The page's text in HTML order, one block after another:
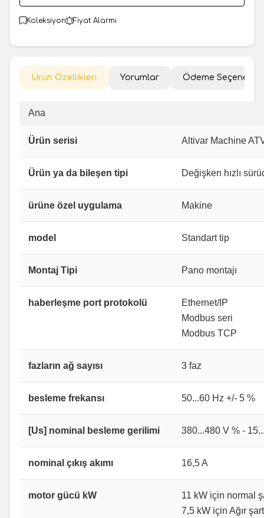
Koleksiyon Fiyat Alarmı
Ürün Özellikleri Yorumlar Ödeme
Ana
Ürün serisi Altivar Machine
Ürün ya da bileşen tipi Değişken hızlı
ürüne özel uygulama Makine
model Standart tip
Montaj Tipi Pano montajı
haberleşme port protokolü
Ethernet/IP
Modbus seri
Modbus TCP
fazların ağ sayısı 3 faz
besleme frekansı 50...60 Hz +/- 5 %
[Us] nominal besleme gerilimi 380...480 V % -
nominal çıkış akımı 16,5 A
motor gücü kW
11 kW için normal
7,5 kW için Ağır şart